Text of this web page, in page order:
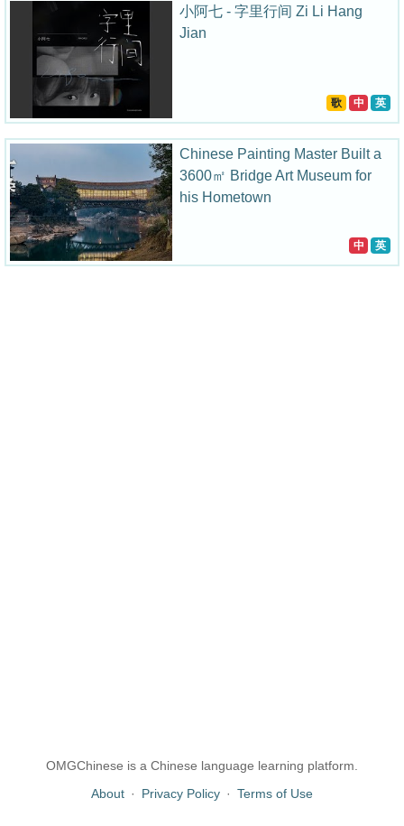
小阿七 - 字里行间 Zi Li Hang
Jian
歌 中 英
Chinese Painting Master Built a
3600㎡ Bridge Art Museum for
his Hometown
中 英
OMGChinese is a Chinese language learning platform.
About · Privacy Policy · Terms of Use